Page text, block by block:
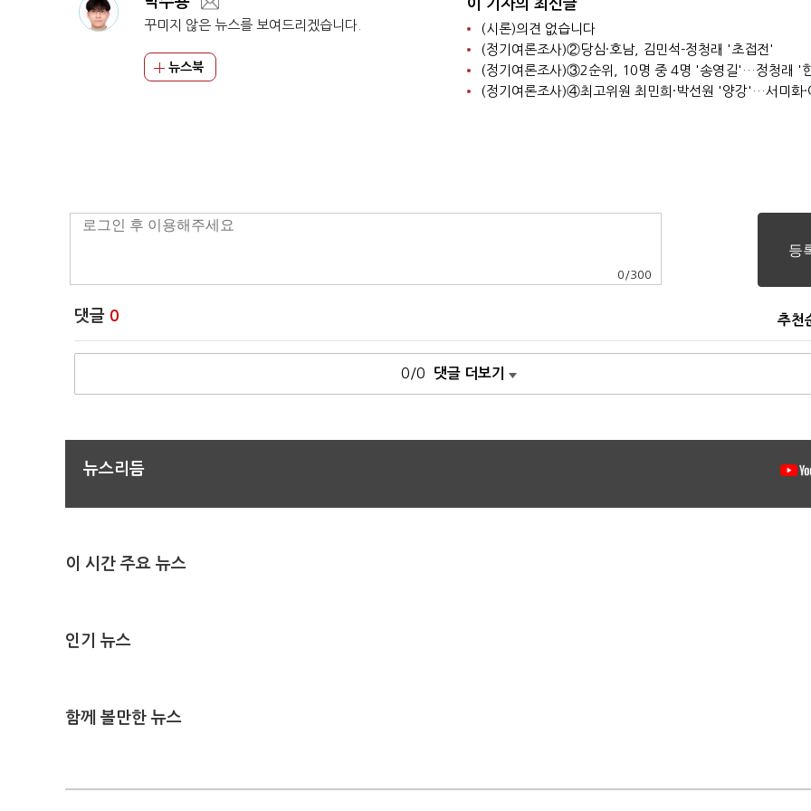
꾸미지 않은 뉴스를 보여드리겠습니다.
뉴스북
이 기자의 최신글
(시론)의견 없습니다
(정기여론조사)②당심·호남, 김민석-정청래 '초접전'
0 /300
댓글 0 추천
0/0 댓글 더보기
뉴스리듬
이 시간 주요 뉴스
인기 뉴스
함께 볼만한 뉴스